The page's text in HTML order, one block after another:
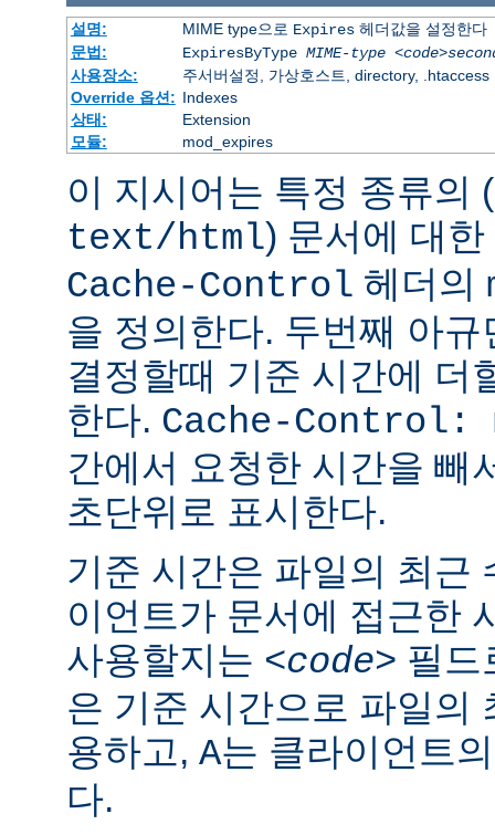
설명: MIME type으로 Expires헤더값을 설정한다
문법:
ExpiresByType MIME-type
사용장소:
주서버설정, 가상호스트, directory, .htaccess
Override 옵션: Indexes
상태:
Extension
모듈:
mod_expires
이 지시어는 특정 종류의 (
text/html) 문서에 대한
Cache-Control 헤더의
을 정의한다. 두번째 아
결정할때 기준 시간에 더
한다. Cache-Control:
간에서 요청한 시간을 빼
초단위로 표시한다.
기준 시간은 파일의 최근
이언트가 문서에 접근한
사용할지는 <code> 필드
은 기준 시간으로 파일의
용하고, A는 클라이언트
다.